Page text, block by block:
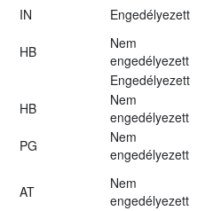
IN Engedélyezett
HB
Nem
engedélyezett
Engedélyezett
HB
Nem
engedélyezett
PG
Nem
engedélyezett
AT
Nem
engedélyezett